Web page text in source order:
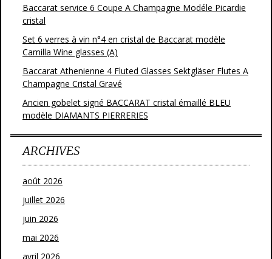
Baccarat service 6 Coupe A Champagne Modéle Picardie
cristal
Set 6 verres à vin n°4 en cristal de Baccarat modèle
Camilla Wine glasses (A)
Baccarat Athenienne 4 Fluted Glasses Sektgläser Flutes A
Champagne Cristal Gravé
Ancien gobelet signé BACCARAT cristal émaillé BLEU
modèle DIAMANTS PIERRERIES
ARCHIVES
août 2026
juillet 2026
juin 2026
mai 2026
avril 2026